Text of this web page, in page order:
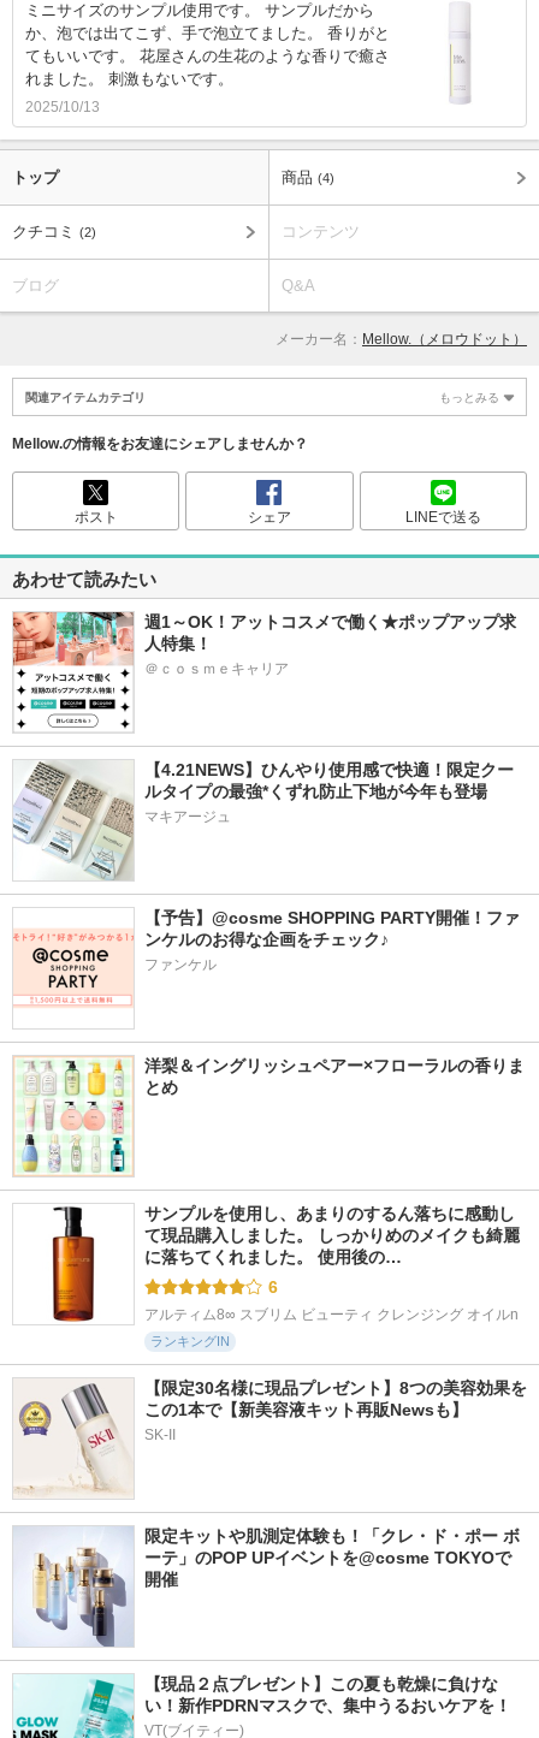
ミニサイズのサンプル使用です。 サンプルだから
か、泡では出てこず、手で泡立てました。 香りがと
てもいいです。 花屋さんの生花のような香りで癒さ
れました。 刺激もないです。
2025/10/13
トップ 商品 (4)
クチコミ (2) コンテンツ
ブログ Q&A
メーカー名： Mellow.（メロウドット）
関連アイテムカテゴリ もっとみる
Mellow.の情報をお友達にシェアしませんか？
ポスト シェア LINEで送る
あわせて読みたい
週1～OK！アットコスメで働く★ポップアップ求
人特集！
＠ｃｏｓｍｅキャリア
【4.21NEWS】ひんやり使用感で快適！限定クー
ルタイプの最強*くずれ防止下地が今年も登場
マキアージュ
【予告】@cosme SHOPPING PARTY開催！ファ
ンケルのお得な企画をチェック♪
ファンケル
洋梨＆イングリッシュペアー×フローラルの香りま
とめ
サンプルを使用し、あまりのするん落ちに感動し
て現品購入しました。 しっかりめのメイクも綺麗
に落ちてくれました。 使用後の…
6
アルティム8∞ スブリム ビューティ クレンジング オイルn
ランキングIN
【限定30名様に現品プレゼント】8つの美容効果を
この1本で【新美容液キット再販Newsも】
SK-II
限定キットや肌測定体験も！「クレ・ド・ポー ボ
ーテ」のPOP UPイベントを@cosme TOKYOで
開催
【現品２点プレゼント】この夏も乾燥に負けな
い！新作PDRNマスクで、集中うるおいケアを！
VT(ブイティー)